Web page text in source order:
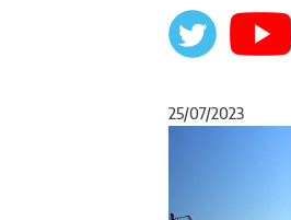
25/07/2023